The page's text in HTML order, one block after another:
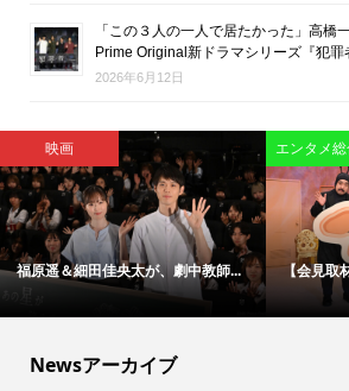
「この３人の一人で居たかった」高橋
Prime Original新ドラマシリーズ『犯
2026年6月12日
インタビュー
【インタビュー】映画版『ブルー...
映画
松村北斗
Newsアーカイブ